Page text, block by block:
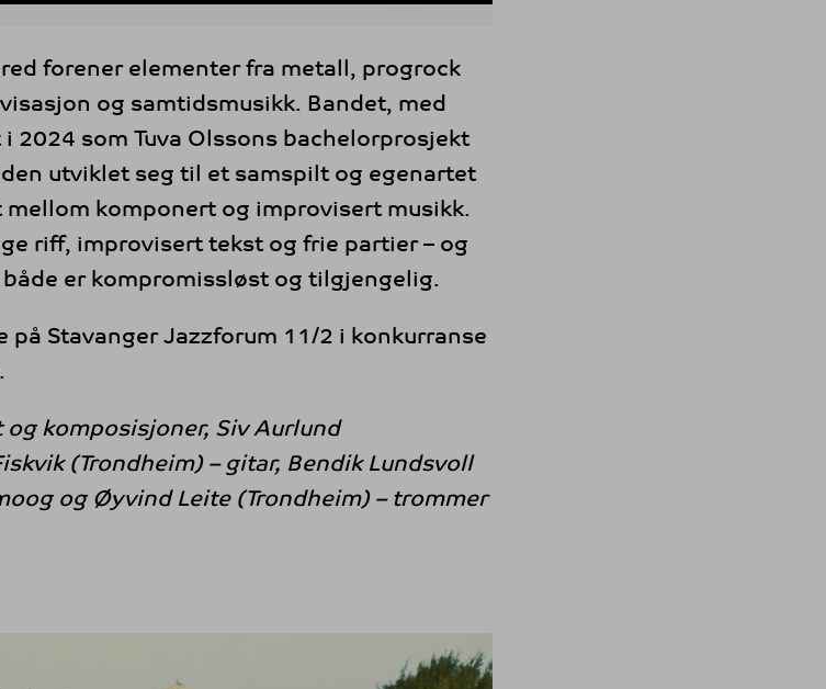
forener elementer fra metall, progrock
og samtidsmusikk. Bandet, med
2024 som Tuva Olssons bachelorprosjekt
utviklet seg til et samspilt og egenartet
komponert og improvisert musikk.
riff, improvisert tekst og frie partier – og
er kompromissløst og tilgjengelig.
på Stavanger Jazzforum 11/2 i konkurranse
og komposisjoner, Siv Aurlund
(Trondheim) – gitar, Bendik Lundsvoll
og Øyvind Leite (Trondheim) – trommer